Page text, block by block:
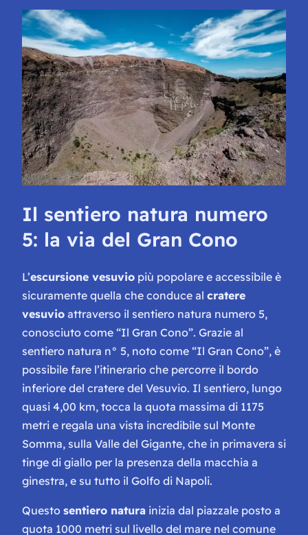
Il sentiero natura numero
5: la via del Gran Cono
L’escursione vesuvio più popolare e accessibile è
sicuramente quella che conduce al cratere
vesuvio attraverso il sentiero natura numero 5,
conosciuto come “Il Gran Cono”. Grazie al
sentiero natura n° 5, noto come “Il Gran Cono”, è
possibile fare l’itinerario che percorre il bordo
inferiore del cratere del Vesuvio. Il sentiero, lungo
quasi 4,00 km, tocca la quota massima di 1175
metri e regala una vista incredibile sul Monte
Somma, sulla Valle del Gigante, che in primavera si
tinge di giallo per la presenza della macchia a
ginestra, e su tutto il Golfo di Napoli.
Questo sentiero natura inizia dal piazzale posto a
quota 1000 metri sul livello del mare nel comune